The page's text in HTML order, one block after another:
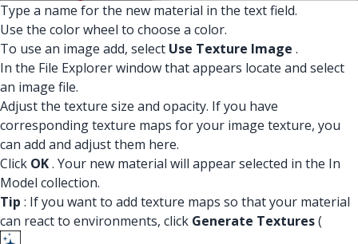
Type a name for the new material in the text field.
Use the color wheel to choose a color.
To use an image add, select Use Texture Image .
In the File Explorer window that appears locate and select
an image file.
Adjust the texture size and opacity. If you have
corresponding texture maps for your image texture, you
can add and adjust them here.
Click OK. Your new material will appear selected in the In
Model collection.
Tip : If you want to add texture maps so that your material
can react to environments, click Generate Textures(